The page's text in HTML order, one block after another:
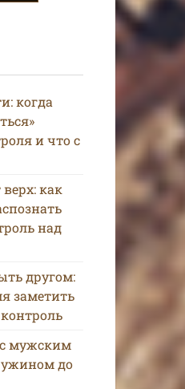
когда
и что с
как
над
другом:
заметить
с мужским
ужином до